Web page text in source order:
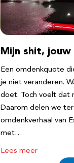
Mijn shit, jouw
Een omdenkquote
je niet veranderen.
doet. Toch voelt dat
Daarom delen we
omdenkverhaal van
met…
Lees meer